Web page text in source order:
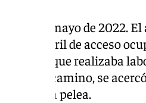
el 28 de mayo de 2022.
el carril de acceso
76 años que realizaba
del camino, se
en una pelea.